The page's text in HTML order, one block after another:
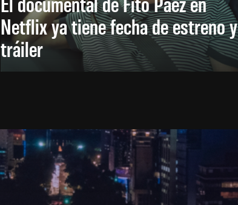
Netflix ya tiene fecha de estreno y
tráiler